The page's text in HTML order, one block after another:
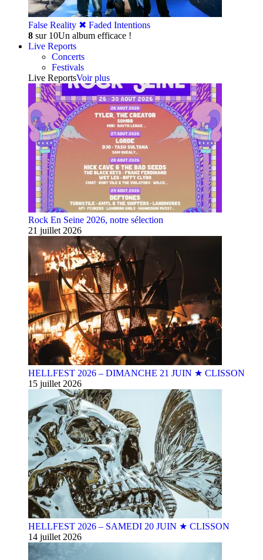
False Reality ✖︎ Faded Intentions
8 sur 10Un album efficace !
Live Reports
Concerts
Festivals
Live ReportsVoir plus
Rock En Seine 2026, notre sélection
21 juillet 2026
HELLFEST 2026 – DIMANCHE 21 JUIN ★ CLISSON
15 juillet 2026
HELLFEST 2026 – SAMEDI 20 JUIN ★ CLISSON
14 juillet 2026